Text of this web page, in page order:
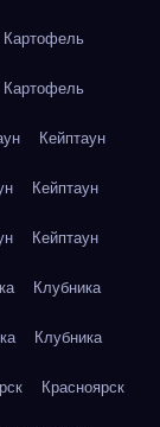
Картофель
Картофель
Кейптаун
Кейптаун
Кейптаун
Клубника
Клубника
Красноярск